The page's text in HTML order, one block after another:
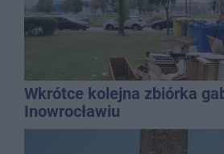
Wkrótce kolejna zbiórka
Inowrocławiu